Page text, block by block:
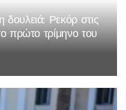
Ρεκόρ στις
πρώτο τρίμηνο του